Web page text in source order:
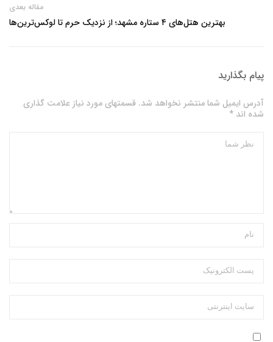
مقاله بعدی
بهترین هتل‌های ۴ ستاره مشهد؛ از نزدیک‌ حرم تا لوکس‌ترین‌ها
پیام بگذارید
آدرس ایمیل شما منتشر نخواهد شد. قسمتهای مورد نیاز علامت گذاری
شده اند *